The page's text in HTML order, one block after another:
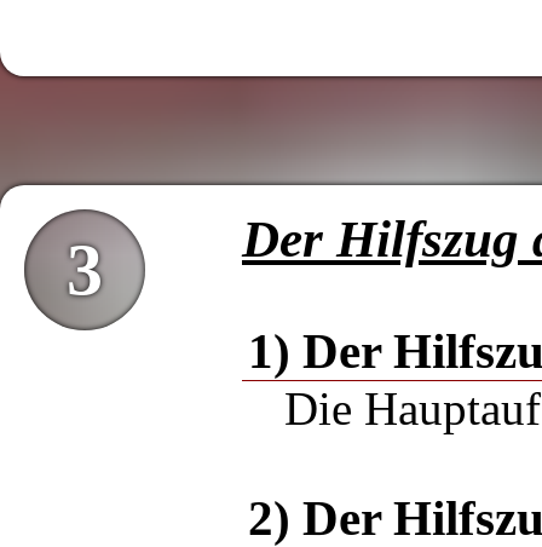
3 Der Hilfszug
1) Der
Die
2) Der